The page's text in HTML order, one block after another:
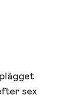
sex